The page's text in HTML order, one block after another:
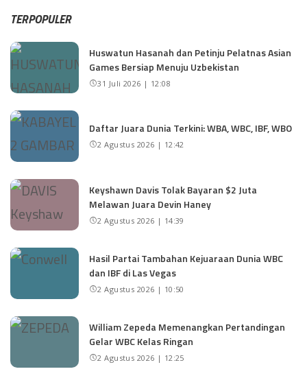
TERPOPULER
Huswatun Hasanah dan Petinju Pelatnas Asian
Games Bersiap Menuju Uzbekistan
31 Juli 2026 | 12:08
Daftar Juara Dunia Terkini: WBA, WBC, IBF, WBO
2 Agustus 2026 | 12:42
Keyshawn Davis Tolak Bayaran $2 Juta
Melawan Juara Devin Haney
2 Agustus 2026 | 14:39
Hasil Partai Tambahan Kejuaraan Dunia WBC
dan IBF di Las Vegas
2 Agustus 2026 | 10:50
William Zepeda Memenangkan Pertandingan
Gelar WBC Kelas Ringan
2 Agustus 2026 | 12:25